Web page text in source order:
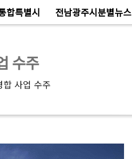
합특별시 전남광주시분별뉴스
수주
사업 수주